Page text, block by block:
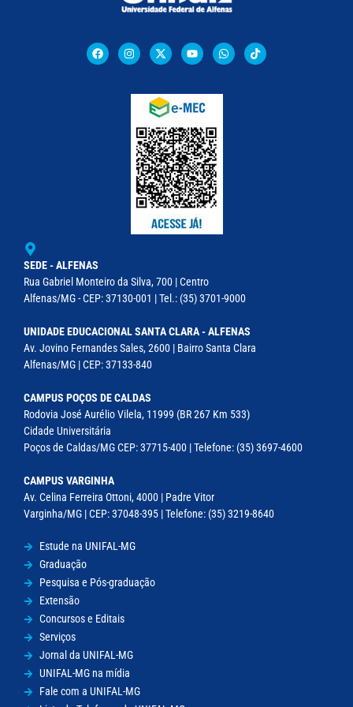
SEDE - ALFENAS
Rua Gabriel Monteiro da Silva, 700 | Centro
Alfenas/MG - CEP: 37130-001 | Tel.: (35) 3701-9000
UNIDADE EDUCACIONAL SANTA CLARA - ALFENAS
Av. Jovino Fernandes Sales, 2600 | Bairro Santa Clara
Alfenas/MG | CEP: 37133-840
CAMPUS POÇOS DE CALDAS
Rodovia José Aurélio Vilela, 11999 (BR 267 Km 533)
Cidade Universitária
Poços de Caldas/MG CEP: 37715-400 | Telefone: (35) 3697-4600
CAMPUS VARGINHA
Av. Celina Ferreira Ottoni, 4000 | Padre Vitor
Varginha/MG | CEP: 37048-395 | Telefone: (35) 3219-8640
Estude na UNIFAL-MG
Graduação
Pesquisa e Pós-graduação
Extensão
Concursos e Editais
Serviços
Jornal da UNIFAL-MG
UNIFAL-MG na mídia
Fale com a UNIFAL-MG